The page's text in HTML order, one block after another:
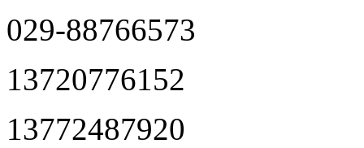
029-88766573
13720776152
13772487920